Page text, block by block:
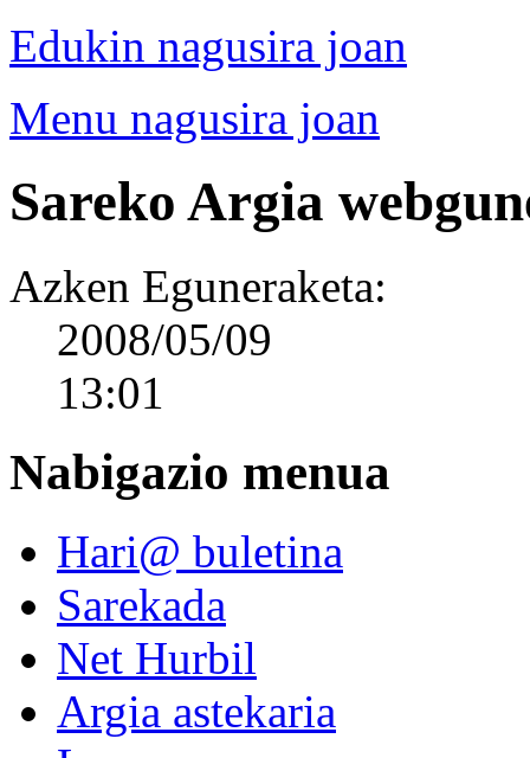
Edukin nagusira joan
Menu nagusira joan
Sareko Argia
Azken Eguneraketa:
2008/05/09
13:01
Nabigazio menua
Hari@ buletina
Sarekada
Net Hurbil
Argia astekaria